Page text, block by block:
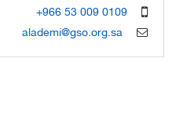
+966 53 009 0109
alademi@gso.org.sa